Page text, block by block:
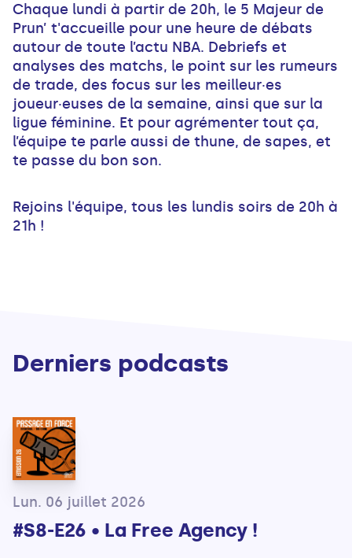
Chaque lundi à partir de 20h, le 5 Majeur de
Prun’ t'accueille pour une heure de débats
autour de toute l’actu NBA. Debriefs et
analyses des matchs, le point sur les rumeurs
de trade, des focus sur les meilleur·es
joueur·euses de la semaine, ainsi que sur la
ligue féminine. Et pour agrémenter tout ça,
l’équipe te parle aussi de thune, de sapes, et
te passe du bon son.
Rejoins l'équipe, tous les lundis soirs de 20h à
21h !
Derniers podcasts
Lun. 06 juillet 2026
#S8-E26 • La Free Agency !